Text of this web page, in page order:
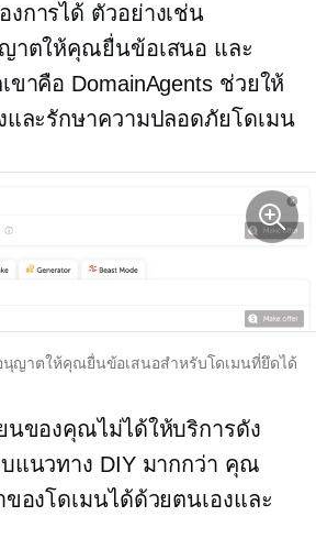
การได้ ตัวอย่างเช่น
ญาตให้คุณยื่นข้อเสนอ และ
าคือ DomainAgents ช่วยให้
และรักษาความปลอดภัยโดเมน
นุญาตให้คุณยื่นข้อเสนอสำหรับโดเมนที่ยึดได้
นของคุณไม่ได้ให้บริการดัง
แนวทาง DIY มากกว่า คุณ
องโดเมนได้ด้วยตนเองและ